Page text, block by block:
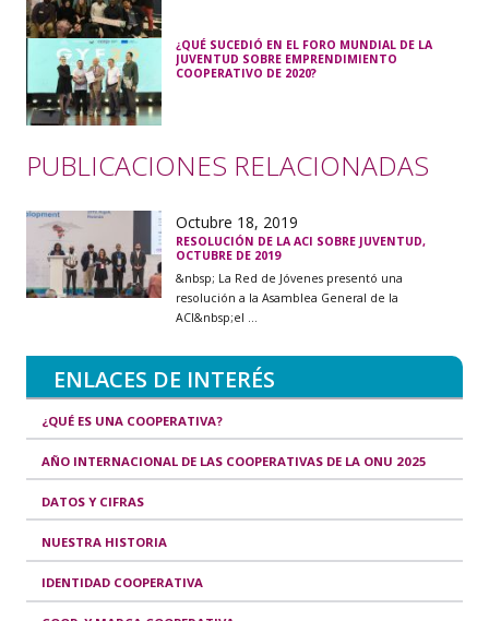
¿QUÉ SUCEDIÓ EN EL FORO MUNDIAL DE LA
JUVENTUD SOBRE EMPRENDIMIENTO
COOPERATIVO DE 2020?
PUBLICACIONES RELACIONADAS
Octubre 18, 2019
RESOLUCIÓN DE LA ACI SOBRE JUVENTUD,
OCTUBRE DE 2019
&nbsp; La Red de Jóvenes presentó una
resolución a la Asamblea General de la
ACI&nbsp;el ...
ENLACES DE INTERÉS
¿QUÉ ES UNA COOPERATIVA?
AÑO INTERNACIONAL DE LAS COOPERATIVAS DE LA ONU 2025
DATOS Y CIFRAS
NUESTRA HISTORIA
IDENTIDAD COOPERATIVA